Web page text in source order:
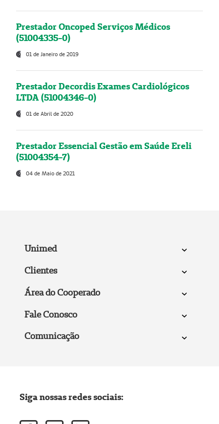
Prestador Oncoped Serviços Médicos
(51004335-0)
01 de Janeiro de 2019
Prestador Decordis Exames Cardiológicos
LTDA (51004346-0)
01 de Abril de 2020
Prestador Essencial Gestão em Saúde Ereli
(51004354-7)
04 de Maio de 2021
Unimed
Clientes
Área do Cooperado
Fale Conosco
Comunicação
Siga nossas redes sociais: